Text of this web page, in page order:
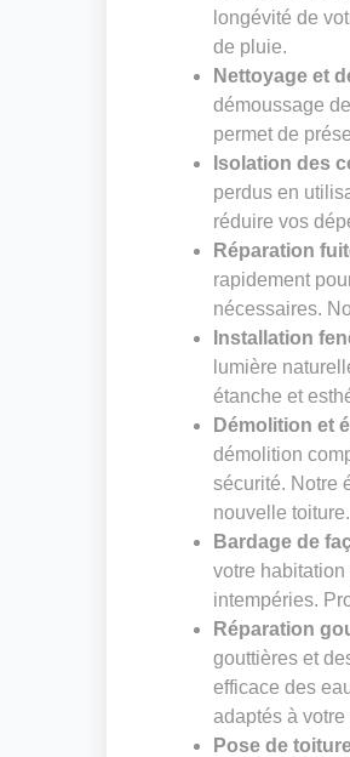
longévité de
de pluie.
Nettoyage et
démoussage
permet de
Isolation des
perdus en
réduire vos
Réparation
rapidement
nécessaires.
Installation
lumière
étanche et
Démolition et
démolition
sécurité. Notre
nouvelle toiture.
Bardage de
votre
intempéries.
Réparation
gouttières et
efficace des
adaptés à
Pose de